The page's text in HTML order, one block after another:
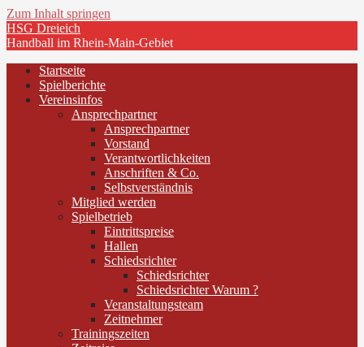
Zum Inhalt springen
HSG Dreieich
Handball im Rhein-Main-Gebiet
Startseite
Spielberichte
Vereinsinfos
Ansprechpartner
Ansprechpartner
Vorstand
Verantwortlichkeiten
Anschriften & Co.
Selbstverständnis
Mitglied werden
Spielbetrieb
Eintrittspreise
Hallen
Schiedsrichter
Schiedsrichter
Schiedsrichter Warum ?
Veranstaltungsteam
Zeitnehmer
Trainingszeiten